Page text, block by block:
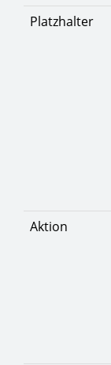
Platzhalter
Aktion